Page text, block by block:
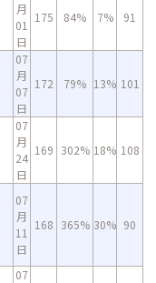
月
01
日
175 84% 7% 91
07
月
07
日
172 79% 13% 101
07
月
24
日
169 302% 18% 108
07
月
11
日
168 365% 30% 90
07